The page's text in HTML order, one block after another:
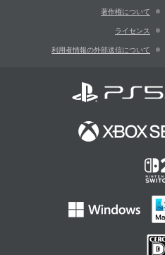
著作権について
ライセンス
利用者情報の外部送信について